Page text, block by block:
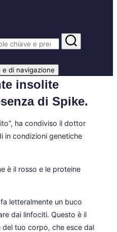
di navigazione
insolite
di Spike.
ha condiviso il dottor
in condizioni genetiche
è il rosso e le proteine
letteralmente un buco
dai linfociti. Questo è il
tuo corpo, che esce dal